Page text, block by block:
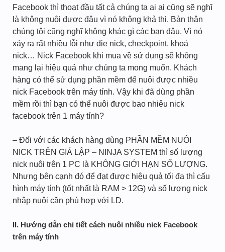
Facebook thì thoạt đầu tất cả chúng ta ai ai cũng sẽ nghĩ
là không nuôi được đâu vì nó không khả thi. Bản thân
chúng tôi cũng nghĩ không khác gì các bạn đâu. Vì nó
xảy ra rất nhiều lỗi như die nick, checkpoint, khoá
nick… Nick Facebook khi mua về sử dụng sẽ không
mang lại hiệu quả như chúng ta mong muốn. Khách
hàng có thể sử dụng phần mềm để nuôi được nhiều
nick Facebook trên máy tính. Vậy khi đã dùng phần
mềm rồi thì bạn có thể nuôi được bao nhiêu nick
facebook trên 1 máy tính?
– Đối với các khách hàng dùng PHẦN MỀM NUÔI
NICK TRÊN GIẢ LẬP – NINJA SYSTEM thì số lượng
nick nuôi trên 1 PC là KHÔNG GIỚI HẠN SỐ LƯỢNG.
Nhưng bên cạnh đó để đạt được hiệu quả tối đa thì cấu
hình máy tính (tốt nhất là RAM > 12G) và số lượng nick
nhập nuôi cần phù hợp với LD.
II. Hướng dẫn chi tiết cách nuôi nhiều nick Facebook
trên máy tính